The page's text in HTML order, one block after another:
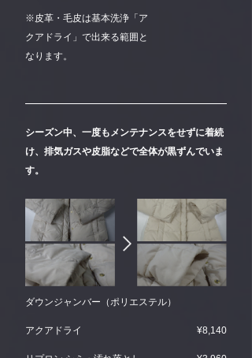
※皮革・毛皮は基本洗浄「ア
クアドライ」で出来る範囲と
なります。
シーズン中、一度もメンテナンスをせずに着続
け、排気ガスや皮脂などで全体が黒ずんでいま
す。
ダウンジャンバー（ポリエステル）
アクアドライ ¥8,140